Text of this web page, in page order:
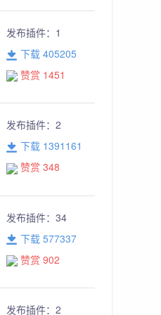
发布插件： 1
下载 405205
赞赏 1451
发布插件： 2
下载 1391161
赞赏 348
发布插件： 34
下载 577337
赞赏 902
发布插件： 2